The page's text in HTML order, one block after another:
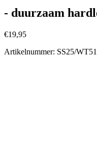
- duurzaam
€19,95
Artikelnummer: SS25/